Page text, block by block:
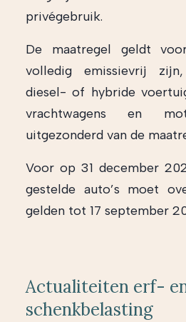
privégebruik.
De maatregel geldt
volledig emissievrij
diesel- of hybride
vrachtwagens en
uitgezonderd van de
Voor op 31 december
gestelde auto’s moet
gelden tot 17 september
Actualiteiten erf-
schenkbelasting